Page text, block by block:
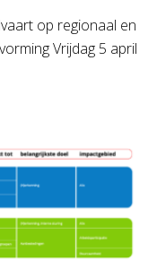
op regionaal en
Vrijdag 5 april